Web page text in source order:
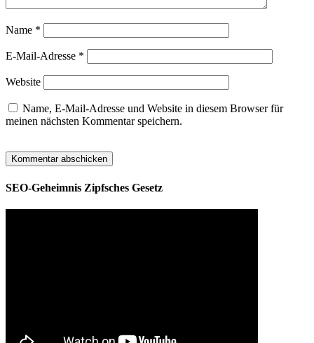
Name *
E-Mail-Adresse *
Website
Name, E-Mail-Adresse und Website in diesem Browser für
meinen nächsten Kommentar speichern.
SEO-Geheimnis Zipfsches Gesetz